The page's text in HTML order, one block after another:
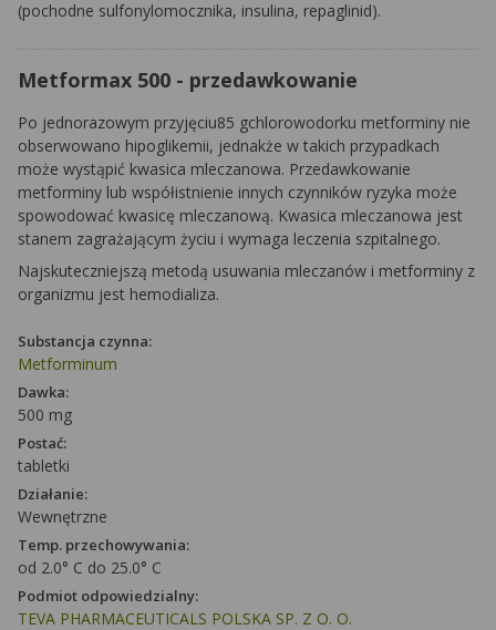
(pochodne sulfonylomocznika, insulina, repaglinid).
Metformax 500 - przedawkowanie
Po jednorazowym przyjęciu85 gchlorowodorku metforminy nie
obserwowano hipoglikemii, jednakże w takich przypadkach
może wystąpić kwasica mleczanowa. Przedawkowanie
metforminy lub współistnienie innych czynników ryzyka może
spowodować kwasicę mleczanową. Kwasica mleczanowa jest
stanem zagrażającym życiu i wymaga leczenia szpitalnego.
Najskuteczniejszą metodą usuwania mleczanów i metforminy z
organizmu jest hemodializa.
Substancja czynna:
Metforminum
Dawka:
500 mg
Postać:
tabletki
Działanie:
Wewnętrzne
Temp. przechowywania:
od 2.0° C do 25.0° C
Podmiot odpowiedzialny:
TEVA PHARMACEUTICALS POLSKA SP. Z O. O.